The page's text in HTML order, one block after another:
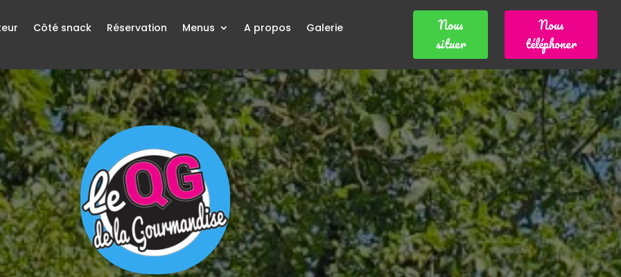
Côté snack Réservation Menus A propos Galerie
Nous
situer
Nous
téléphoner